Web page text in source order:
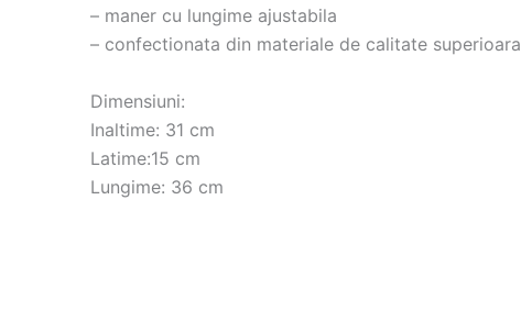
– maner cu lungime ajustabila
– confectionata din materiale de calitate superioara
Dimensiuni:
Inaltime: 31 cm
Latime:15 cm
Lungime: 36 cm